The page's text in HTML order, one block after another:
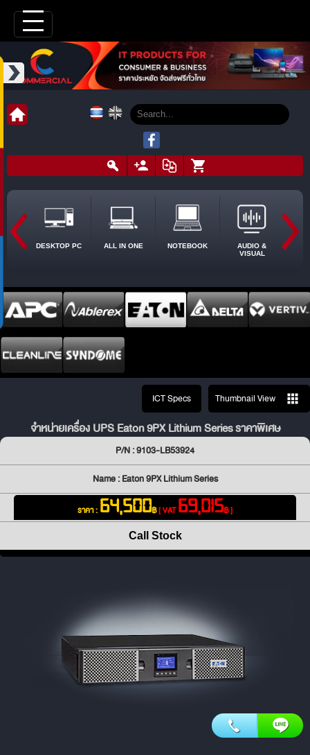
DESKTOP PC ALL IN ONE NOTEBOOK
AUDIO &
VISUAL
ICT Specs Thumbnail View
จำหน่ายเครื่อง UPS Eaton 9PX Lithium Series ราคาพิเศษ
P/N : 9103-LB53924
Name : Eaton 9PX Lithium Series
ราคา : 64,500฿[ VAT69,015฿ ]
Call Stock